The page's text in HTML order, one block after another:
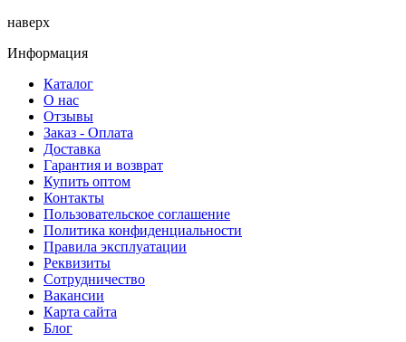
наверх
Информация
Каталог
О нас
Отзывы
Заказ - Оплата
Доставка
Гарантия и возврат
Купить оптом
Контакты
Пользовательское соглашение
Политика конфиденциальности
Правила эксплуатации
Реквизиты
Сотрудничество
Вакансии
Карта сайта
Блог